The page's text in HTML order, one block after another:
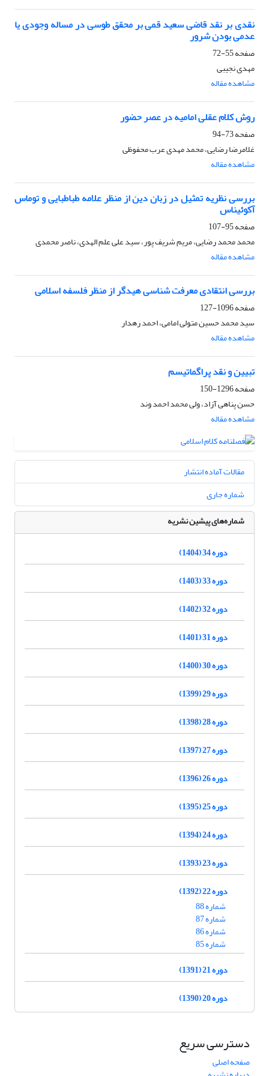
نقدی بر نقد قاضی سعید قمی بر محقق طوسی در مساله وجودی یا
عدمی بودن شرور
صفحه55-72
مهدی نجیبی
مشاهده مقاله
روش کلام عقلی امامیه در عصر حضور
صفحه73-94
غلامرضا رضایی، محمد مهدی عرب محفوظی
مشاهده مقاله
بررسی نظریه تمثیل در زبان دین از منظر علامه طباطبایی و توماس
آکوئیناس
صفحه95-107
محمد محمد رضایی، مریم شریف پور، سید علی علم الهدی، ناصر محمدی
مشاهده مقاله
بررسی انتقادی معرفت شناسی هیدگر از منظر فلسفه اسلامی
صفحه1096-127
سید محمد حسین متولی امامی، احمد رهدار
مشاهده مقاله
تبیین و نقد پراگماتیسم
صفحه1296-150
حسن پناهی آزاد، ولی محمد احمد وند
مشاهده مقاله
مقالات آماده انتشار
شماره جاری
شماره‌های پیشین نشریه
دوره 34 (1404)
دوره 33 (1403)
دوره 32 (1402)
دوره 31 (1401)
دوره 30 (1400)
دوره 29 (1399)
دوره 28 (1398)
دوره 27 (1397)
دوره 26 (1396)
دوره 25 (1395)
دوره 24 (1394)
دوره 23 (1393)
دوره 22 (1392)
شماره 88
شماره 87
شماره 86
شماره 85
دوره 21 (1391)
دوره 20 (1390)
دسترسی سریع
صفحه اصلی